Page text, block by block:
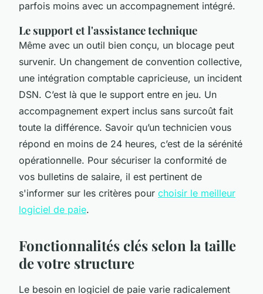
parfois moins avec un accompagnement intégré.
Le support et l'assistance technique
Même avec un outil bien conçu, un blocage peut
survenir. Un changement de convention collective,
une intégration comptable capricieuse, un incident
DSN. C’est là que le support entre en jeu. Un
accompagnement expert inclus sans surcoût fait
toute la différence. Savoir qu’un technicien vous
répond en moins de 24 heures, c’est de la sérénité
opérationnelle. Pour sécuriser la conformité de
vos bulletins de salaire, il est pertinent de
s'informer sur les critères pour choisir le meilleur
logiciel de paie.
Fonctionnalités clés selon la taille
de votre structure
Le besoin en logiciel de paie varie radicalement